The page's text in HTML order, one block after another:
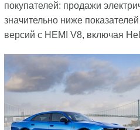
покупателей: продажи
значительно ниже
версий с HEMI V8, включая